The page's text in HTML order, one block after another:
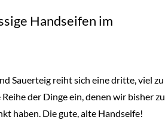
Handseifen im
Sauerteig reiht sich eine dritte, viel zu
der Dinge ein, denen wir bisher zu
haben. Die gute, alte Handseife!